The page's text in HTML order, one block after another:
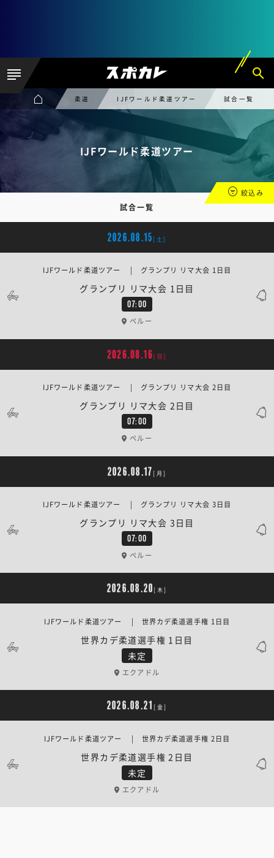
柔道 IJFワールド柔道ツアー 試合一覧
IJFワールド柔道ツアー
試合一覧
絞込み
2026.08.15 [土]
07:00
グランプリ リマ大会 1日目
IJFワールド柔道ツアー | グランプリ リマ大会 1日目
ペルー
2026.08.16[日]
07:00
グランプリ リマ大会 2日目
IJFワールド柔道ツアー | グランプリ リマ大会 2日目
ペルー
2026.08.17 [月]
07:00
グランプリ リマ大会 3日目
IJFワールド柔道ツアー | グランプリ リマ大会 3日目
ペルー
2026.08.20 [木]
未定
世界カデ柔道選手権 1日目
IJFワールド柔道ツアー | 世界カデ柔道選手権 1日目
エクアドル
2026.08.21 [金]
未定
世界カデ柔道選手権 2日目
IJFワールド柔道ツアー | 世界カデ柔道選手権 2日目
エクアドル